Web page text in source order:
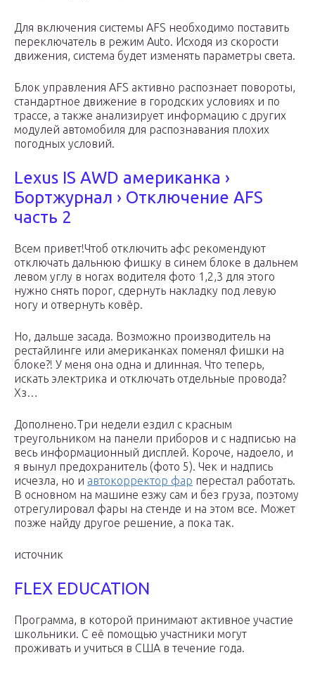
Для включения системы AFS необходимо поставить
переключатель в режим Auto. Исходя из скорости
движения, система будет изменять параметры света.
Блок управления AFS активно распознает повороты,
стандартное движение в городских условиях и по
трассе, а также анализирует информацию с других
модулей автомобиля для распознавания плохих
погодных условий.
Lexus IS AWD американка ›
Бортжурнал › Отключение AFS
часть 2
Всем привет!Чтоб отключить афс рекомендуют
отключать дальнюю фишку в синем блоке в дальнем
левом углу в ногах водителя фото 1,2,3 для этого
нужно снять порог, сдернуть накладку под левую
ногу и отвернуть ковёр.
Но, дальше засада. Возможно производитель на
рестайлинге или американках поменял фишки на
блоке?! У меня она одна и длинная. Что теперь,
искать электрика и отключать отдельные провода?
Хз…
Дополнено.Три недели ездил с красным
треугольником на панели приборов и с надписью на
весь информационный дисплей. Короче, надоело, и
я вынул предохранитель (фото 5). Чек и надпись
исчезла, но и автокорректор фар перестал работать.
В основном на машине езжу сам и без груза, поэтому
отрегулировал фары на стенде и на этом все. Может
позже найду другое решение, а пока так.
источник
FLEX EDUCATION
Программа, в которой принимают активное участие
школьники. С её помощью участники могут
проживать и учиться в США в течение года.